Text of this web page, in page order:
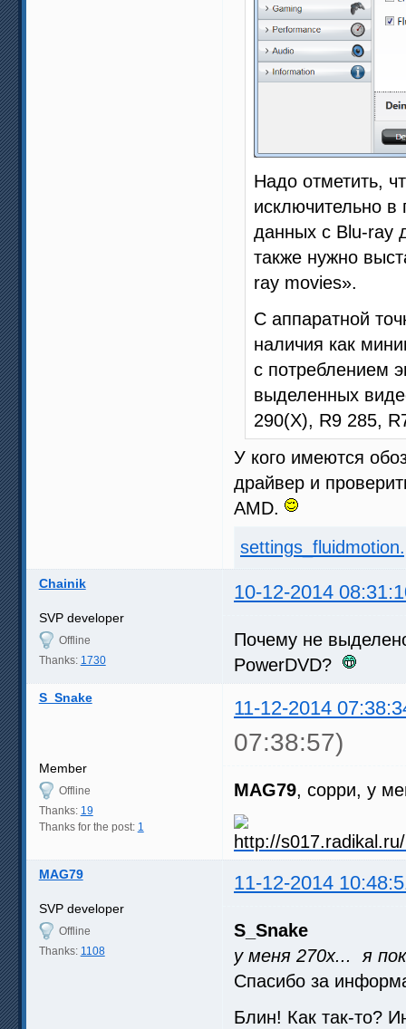
Надо отметить,
исключительно в
данных с Blu-ray
также нужно
ray movies».
С аппаратной
наличия как
с потреблением
выделенных
290(X), R9 285,
У кого имеются
драйвер и
AMD.
Chainik 10-12-2014
SVP developer
Offline
Thanks: 1730
Почему не
PowerDVD?
S_Snake 11-12-2014
07:38:57)
Member
Offline
Thanks: 19
Thanks for the post: 1
MAG79, сорри, у
MAG79 11-12-2014
SVP developer
Offline
Thanks: 1108
S_Snake
у меня 270x... я
Спасибо за
Блин! Как так-то?